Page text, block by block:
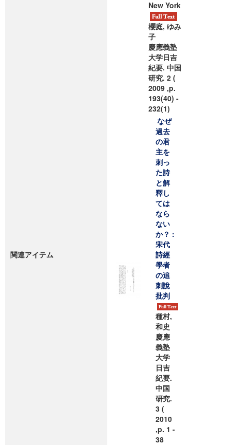
関連アイテム
New York
櫻庭, ゆみ
子
慶應義塾
大学日吉
紀要. 中国
研究. 2 (
2009 ,p.
193(40) -
232(1)
なぜ
過去
の君
主を
刺っ
た詩
と解
釋し
ては
なら
ない
か？ :
宋代
詩經
學者
の追
刺說
批判
種村,
和史
慶應
義塾
大学
日吉
紀要.
中国
研究.
3 (
2010
,p. 1 -
38